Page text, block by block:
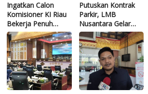
Ingatkan Calon
Komisioner KI Riau
Bekerja Penuh
Waktu, Zufra Irwan:
Jangan Ada Kerja
Sambilan
Putuskan Kontrak
Parkir, LMB
Nusantara Gelar
Aksi Damai atas
Dugaan
Penyalahgunaan
Wewenang di
Dishub Siak